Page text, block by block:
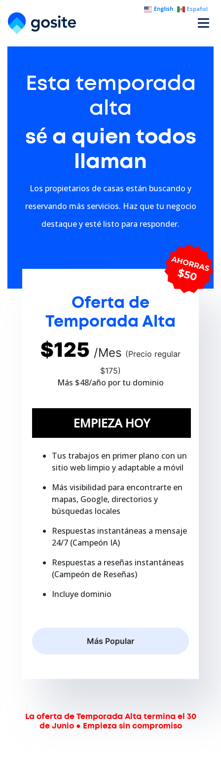
Esta temporada
alta
sé a quien todos
llaman
Los propietarios de casas están buscando y
reservando más servicios. Haz que tu negocio
destaque y esté listo para responder.
Oferta de
Temporada Alta
$125 /Mes (Precio regular
$175)
Más $48/año por tu dominio
EMPIEZA HOY
Tus trabajos en primer plano con un
sitio web limpio y adaptable a móvil
Más visibilidad para encontrarte en
mapas, Google, directorios y
búsquedas locales
Respuestas instantáneas a mensaje
24/7 (Campeón IA)
Respuestas a reseñas instantáneas
(Campeón de Reseñas)
Incluye dominio
Más Popular
La oferta de Temporada Alta termina el 30
de Junio ● Empieza sin compromiso
English Español